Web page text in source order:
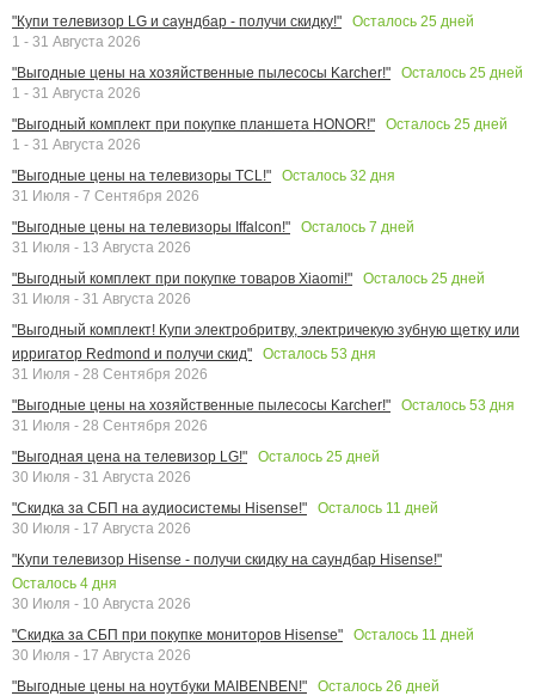
"Купи телевизор LG и саундбар - получи скидку!"
Осталось 25 дней
1 - 31 Августа 2026
"Выгодные цены на хозяйственные пылесосы Karcher!"
Осталось 25 дней
1 - 31 Августа 2026
"Выгодный комплект при покупке планшета HONOR!"
Осталось 25 дней
1 - 31 Августа 2026
"Выгодные цены на телевизоры TCL!"
Осталось 32 дня
31 Июля - 7 Сентября 2026
"Выгодные цены на телевизоры Iffalcon!"
Осталось 7 дней
31 Июля - 13 Августа 2026
"Выгодный комплект при покупке товаров Xiaomi!"
Осталось 25 дней
31 Июля - 31 Августа 2026
"Выгодный комплект! Купи электробритву, электричекую зубную щетку или
ирригатор Redmond и получи скид"
Осталось 53 дня
31 Июля - 28 Сентября 2026
"Выгодные цены на хозяйственные пылесосы Karcher!"
Осталось 53 дня
31 Июля - 28 Сентября 2026
"Выгодная цена на телевизор LG!"
Осталось 25 дней
30 Июля - 31 Августа 2026
"Скидка за СБП на аудиосистемы Hisense!"
Осталось 11 дней
30 Июля - 17 Августа 2026
"Купи телевизор Hisense - получи скидку на саундбар Hisense!"
Осталось 4 дня
30 Июля - 10 Августа 2026
"Скидка за СБП при покупке мониторов Hisense"
Осталось 11 дней
30 Июля - 17 Августа 2026
"Выгодные цены на ноутбуки MAIBENBEN!"
Осталось 26 дней